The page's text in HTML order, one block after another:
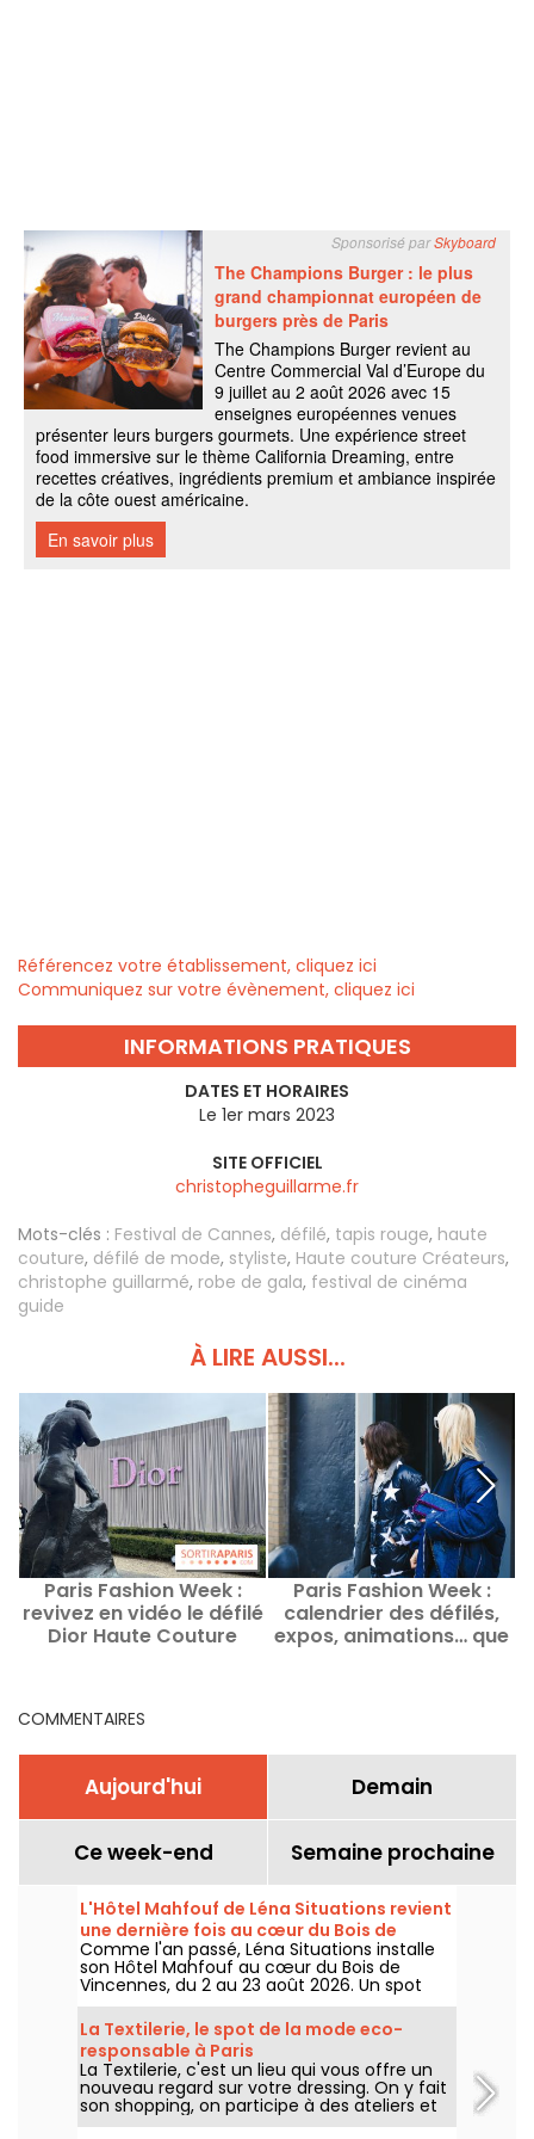
Référencez votre établissement, cliquez ici
Communiquez sur votre évènement, cliquez ici
INFORMATIONS PRATIQUES
DATES ET HORAIRES
Le 1er mars 2023
SITE OFFICIEL
christopheguillarme.fr
Mots-clés : Festival de Cannes, défilé, tapis rouge, haute
couture, défilé de mode, styliste, Haute couture Créateurs,
christophe guillarmé, robe de gala, festival de cinéma
guide
À LIRE AUSSI...
Paris Fashion Week :
revivez en vidéo le défilé
Dior Haute Couture
Paris Fashion Week :
calendrier des défilés,
expos, animations… que
COMMENTAIRES
Aujourd'hui Demain
Ce week-end Semaine prochaine
L'Hôtel Mahfouf de Léna Situations revient
une dernière fois au cœur du Bois de
Vincennes
Comme l'an passé, Léna Situations installe
son Hôtel Mahfouf au cœur du Bois de
Vincennes, du 2 au 23 août 2026. Un spot
chill et estival, entre vlogs d'août, shopping,
gourmandises végé et détente, avec un
goût de nostalgie.
La Textilerie, le spot de la mode eco-
responsable à Paris
La Textilerie, c'est un lieu qui vous offre un
nouveau regard sur votre dressing. On y fait
son shopping, on participe à des ateliers et
on redécouvre la mode d'un point de vue